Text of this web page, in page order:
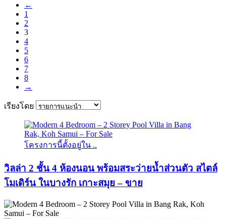
←
1
2
3
4
5
6
7
8
→
เรียงโดย
โครงการนี้ตั้งอยู่ใน ..
วิลล่า 2 ชั้น 4 ห้องนอน พร้อมสระว่ายน้ำส่วนตัว สไตล์
โมเดิร์น ในบางรัก เกาะสมุย – ขาย